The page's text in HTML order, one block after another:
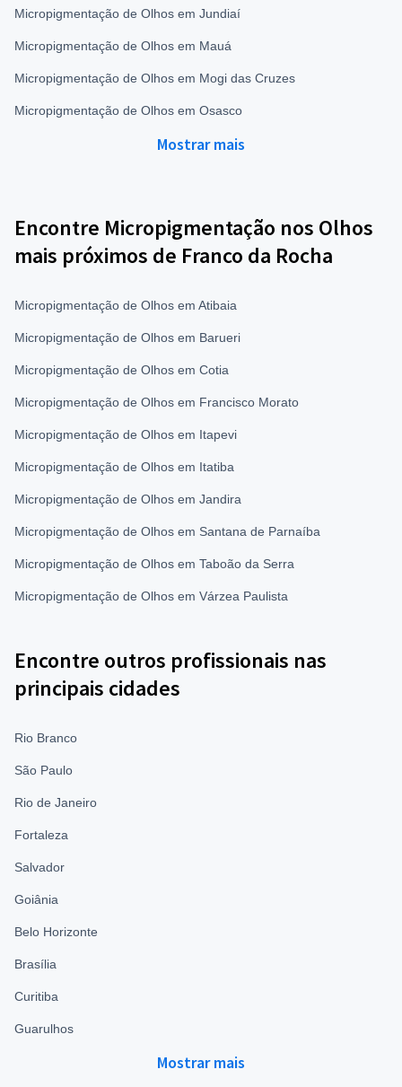
Micropigmentação de Olhos em Jundiaí
Micropigmentação de Olhos em Mauá
Micropigmentação de Olhos em Mogi das Cruzes
Micropigmentação de Olhos em Osasco
Mostrar mais
Encontre Micropigmentação nos Olhos
mais próximos de Franco da Rocha
Micropigmentação de Olhos em Atibaia
Micropigmentação de Olhos em Barueri
Micropigmentação de Olhos em Cotia
Micropigmentação de Olhos em Francisco Morato
Micropigmentação de Olhos em Itapevi
Micropigmentação de Olhos em Itatiba
Micropigmentação de Olhos em Jandira
Micropigmentação de Olhos em Santana de Parnaíba
Micropigmentação de Olhos em Taboão da Serra
Micropigmentação de Olhos em Várzea Paulista
Encontre outros profissionais nas
principais cidades
Rio Branco
São Paulo
Rio de Janeiro
Fortaleza
Salvador
Goiânia
Belo Horizonte
Brasília
Curitiba
Guarulhos
Mostrar mais